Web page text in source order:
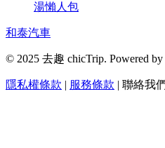
湯懶人包
和泰汽車
© 2025 去趣 chicTrip. Powered
隱私權條款 | 服務條款 | 聯絡我